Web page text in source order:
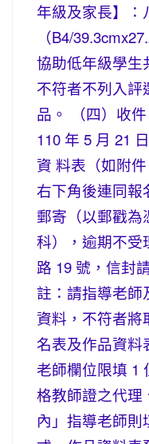
年級及家長】：
（B4/
協助低年級學生
不符者不列入評
品。 （四）收
110 年 5 月 21
資 料表（如附
右下角後連同報
郵寄（以郵戳為
科），逾期不受
路 19 號，信封
註：請指導老師
資料，不符者將
名表及作品資料
老師欄位限填 1
格教師證之代理
內」指導老師則